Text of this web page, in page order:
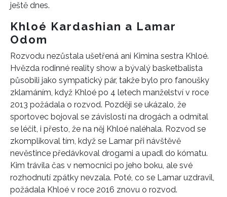
ještě dnes.
Khloé Kardashian a Lamar
Odom
Rozvodu nezůstala ušetřená ani Kimina sestra Khloé.
Hvězda rodinné reality show a bývalý basketbalista
působili jako sympatický pár, takže bylo pro fanoušky
zklamáním, když Khloé po 4 letech manželství v roce
2013 požádala o rozvod. Později se ukázalo, že
sportovec bojoval se závislostí na drogách a odmítal
se léčit, i přesto, že na něj Khloé naléhala. Rozvod se
zkomplikoval tím, když se Lamar při návštěvě
nevěstince předávkoval drogami a upadl do kómatu.
Kim trávila čas v nemocnici po jeho boku, ale své
rozhodnutí zpátky nevzala. Poté, co se Lamar uzdravil,
požádala Khloé v roce 2016 znovu o rozvod.